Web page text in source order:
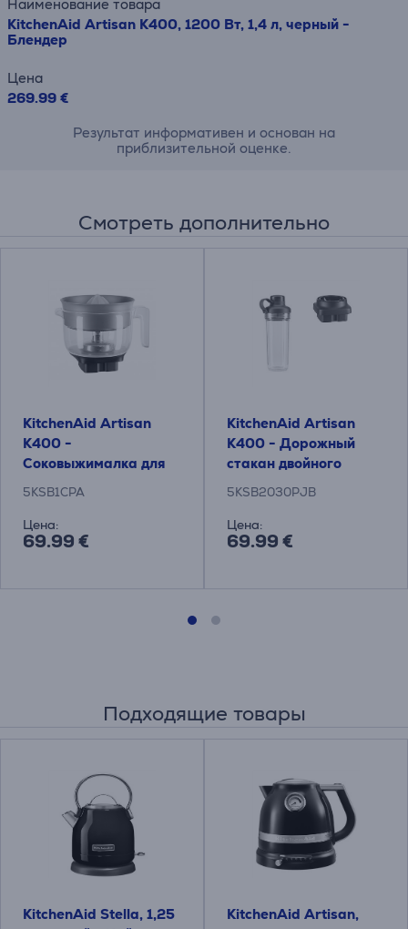
Наименование товара
KitchenAid Artisan K400, 1200 Вт, 1,4 л, черный -
Блендер
Цена
269.99 €
Результат информативен и основан на
приблизительной оценке.
Смотреть дополнительно
KitchenAid Artisan
K400 -
Соковыжималка для
цитрусовых
5KSB1CPA
Цена:
69.99 €
KitchenAid Artisan
K400 - Дорожный
стакан двойного
назначения
5KSB2030PJB
Цена:
69.99 €
Подходящие товары
KitchenAid Stella, 1,25
KitchenAid Artisan,